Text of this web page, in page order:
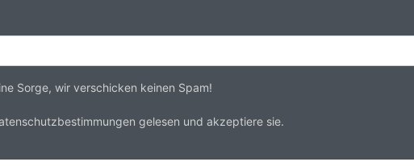
Sorge, wir verschicken keinen Spam!
gelesen und akzeptiere sie.